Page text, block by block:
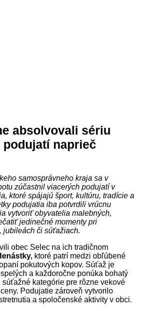
absolvovali sériu
naprieč
samosprávneho kraja sa v
zúčastnil viacerých podujatí v
ktoré spájajú šport, kultúru, tradície a
podujatia iba potvrdili vrúcnu
vytvoriť obyvatelia malebných,
jedinečné momenty pri
jubileách či súťažiach.
obec Selec na ich tradičnom
ktoré patrí medzi obľúbené
pokutových kopov. Súťaž je
a každoročne ponúka bohatý
kategórie pre rôzne vekové
Podujatie zároveň vytvorilo
a spoločenské aktivity v obci.